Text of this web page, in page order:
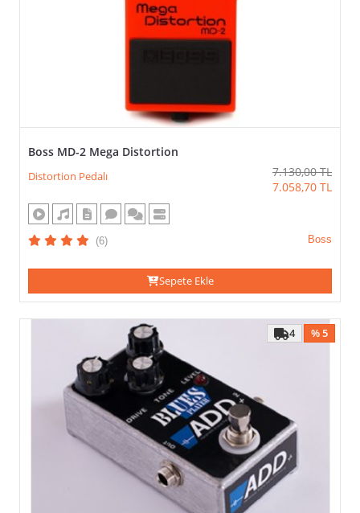
Boss MD-2 Mega Distortion
Distortion Pedalı 7.130,00 TL
7.058,70 TL
(6) Boss
Sepete Ekle
% 5
4